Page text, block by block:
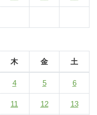
木 金
土
4 5
6
11 12
13